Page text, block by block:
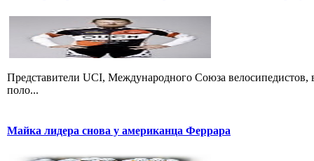
Представители UCI, Международного Союза
поло...
Майка лидера снова у американца Феррара